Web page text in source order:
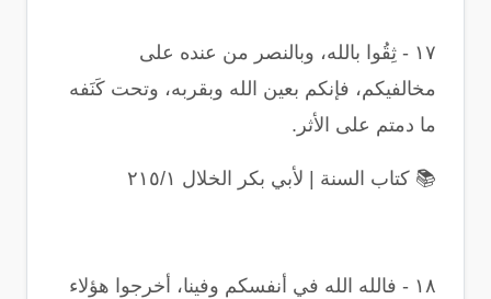
١٧ - ثِقُوا بالله، وبالنصر من عنده على
مخالفيكم، فإنكم بعين الله وبقربه، وتحت كَنَفه
ما دمتم على الأثر .
📚 كتاب السنة | لأبي بكر الخلال ٢١٥/١
١٨ - فالله الله في أنفسكم وفينا، أخرجوا هؤلاء